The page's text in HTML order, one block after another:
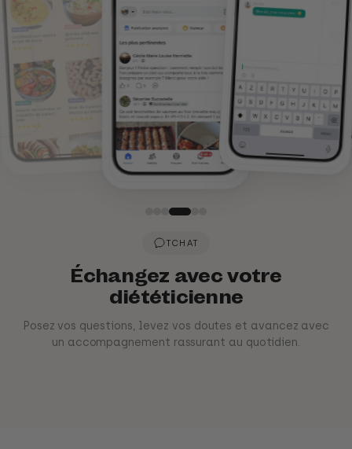
CONSEILS
Des conseils pour avancer
plus simplement
Retrouvez des conseils simples et concrets pour mieux
manger, lever vos doutes et avancer plus sereinement